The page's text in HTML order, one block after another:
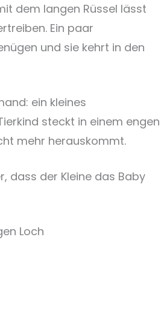
dem langen Rüssel lässt
Ein paar
und sie kehrt in den
ein kleines
steckt in einem engen
mehr herauskommt.
dass der Kleine das Baby
Loch